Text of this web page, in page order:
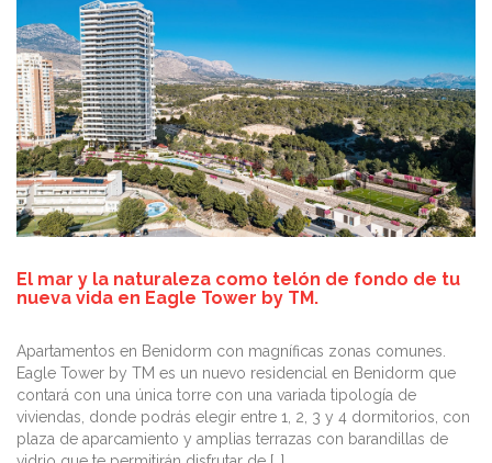
El mar y la naturaleza como telón de fondo de tu
nueva vida en Eagle Tower by TM.
Apartamentos en Benidorm con magníficas zonas comunes.
Eagle Tower by TM es un nuevo residencial en Benidorm que
contará con una única torre con una variada tipología de
viviendas, donde podrás elegir entre 1, 2, 3 y 4 dormitorios, con
plaza de aparcamiento y amplias terrazas con barandillas de